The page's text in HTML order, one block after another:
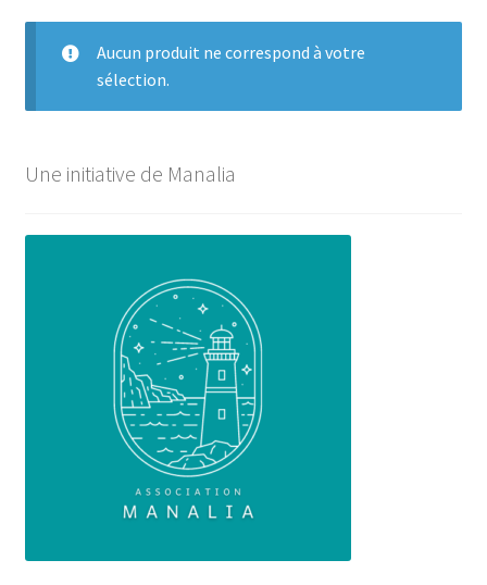
Contact
Connexion
Aucun produit ne correspond à votre
sélection.
Une initiative de Manalia